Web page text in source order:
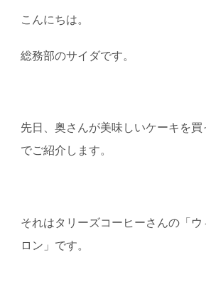
こんにちは。
総務部のサイダです。
先日、奥さんが美味しいケーキを
でご紹介します。
それはタリーズコーヒーさんの「ウ
ロン」です。